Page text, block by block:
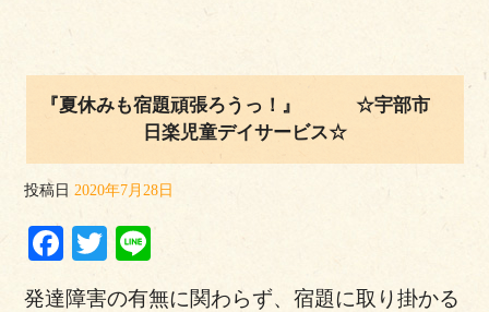
『夏休みも宿題頑張ろうっ！』 ☆宇部市
日楽児童デイサービス☆
投稿日 2020年7月28日
Facebook
Twitter
発達障害の有無に関わらず、宿題に取り掛かる